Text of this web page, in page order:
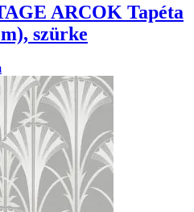
ARCOK Tapéta
szürke